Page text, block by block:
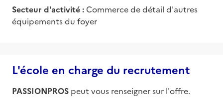
Secteur d'activité : Commerce de détail d'autres
équipements du foyer
L'école en charge du recrutement
PASSIONPROS peut vous renseigner sur l'offre.